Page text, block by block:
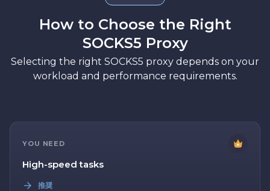
How to Choose the Right
SOCKS5 Proxy
Selecting the right SOCKS5 proxy depends on your
workload and performance requirements.
YOU NEED
High-speed tasks
推奨